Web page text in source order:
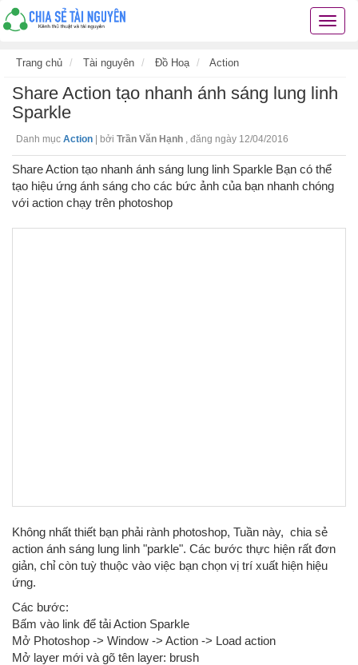
Chia
kiến
các
thủ
thuật
Trang chủ Tài nguyên Đồ Hoạ Action
Share Action tạo nhanh ánh sáng lung linh
Sparkle
Danh mục Action bởi Trần Văn Hạnh , đăng ngày 12/04/2016
Share Action tạo nhanh ánh sáng lung linh Sparkle Bạn có thể
tạo hiệu ứng ánh sáng cho các bức ảnh của bạn nhanh chóng
với action chạy trên photoshop
Không nhất thiết bạn phải rành photoshop, Tuần này, chia sẻ
action ánh sáng lung linh "parkle". Các bước thực hiện rất đơn
giản, chỉ còn tuỳ thuộc vào việc bạn chọn vị trí xuất hiện hiệu
ứng.
Các bước:
Bấm vào link để tải Action Sparkle
Mở Photoshop -> Window -> Action -> Load action
Mở layer mới và gõ tên layer: brush